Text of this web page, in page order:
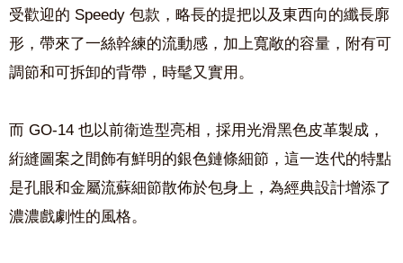
受歡迎的 Speedy 包款，略長的提把以及東西向的纖長廓
形，帶來了一絲幹練的流動感，加上寬敞的容量，附有可
調節和可拆卸的背帶，時髦又實用。
而 GO-14 也以前衛造型亮相，採用光滑黑色皮革製成，
絎縫圖案之間飾有鮮明的銀色鏈條細節，這一迭代的特點
是孔眼和金屬流蘇細節散佈於包身上，為經典設計增添了
濃濃戲劇性的風格。